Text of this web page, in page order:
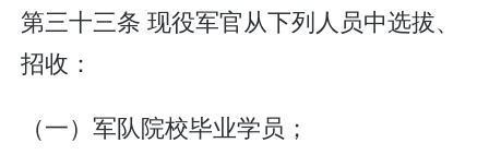
第三十三条 现役军官从下列人员中选拔、
招收：
（一）军队院校毕业学员；